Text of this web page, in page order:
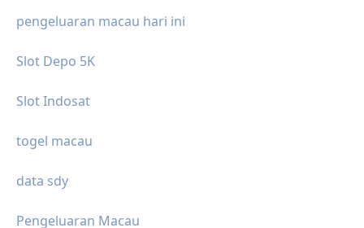
pengeluaran macau hari ini
Slot Depo 5K
Slot Indosat
togel macau
data sdy
Pengeluaran Macau